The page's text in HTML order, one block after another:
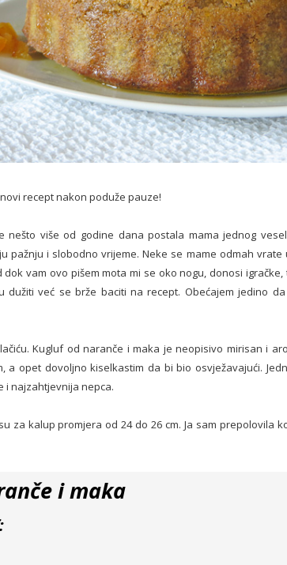
recept nakon poduže pauze!
nešto više od godine dana postala mama jednog
pažnju i slobodno vrijeme. Neke se mame odmah
vam ovo pišem mota mi se oko nogu, donosi
dužiti već se brže baciti na recept. Obećajem jedino
Kugluf od naranče i maka je neopisivo mirisan i
a opet dovoljno kiselkastim da bi bio osvježavajući.
i najzahtjevnija nepca.
za kalup promjera od 24 do 26 cm. Ja sam prepolovila
i maka